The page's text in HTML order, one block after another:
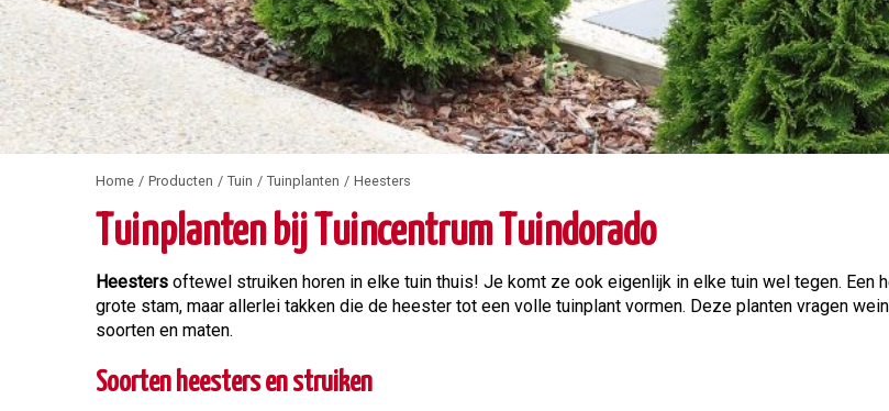
Home Producten Tuin Tuinplanten Heesters
Tuinplanten bij Tuincentrum Tuindorado
Heesters oftewel struiken horen in elke tuin thuis! Je komt ze ook eigenlijk in elke tuin wel tegen. Een
grote stam, maar allerlei takken die de heester tot een volle tuinplant vormen. Deze planten vragen
soorten en maten.
Soorten heesters en struiken